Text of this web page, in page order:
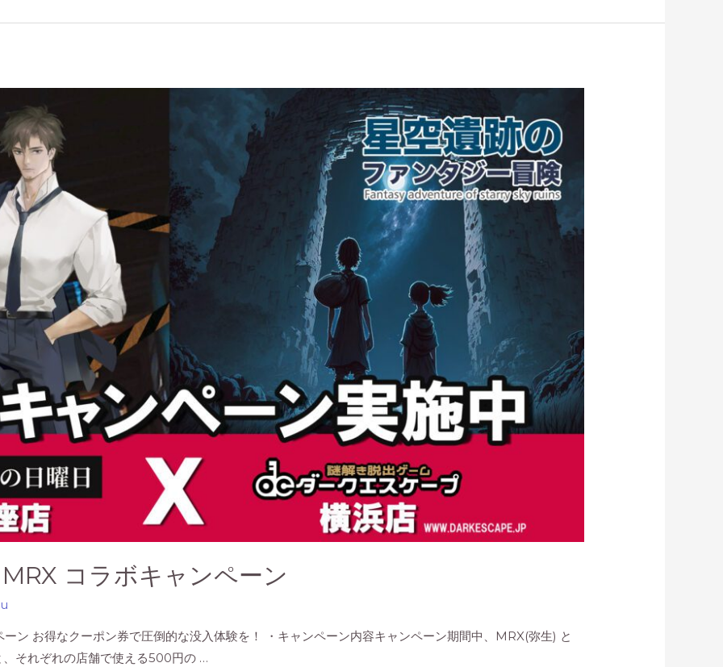
コラボキャンペーン
ン お得なクーポン券で圧倒的な没入体験を！ ・キャンペーン内容キャンペーン期間中、MRX(弥生) と
それぞれの店舗で使える500円の …